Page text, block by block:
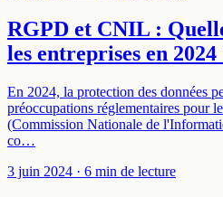
RGPD et CNIL :
les entreprises en 2024
En 2024, la protection des données
préoccupations réglementaires pour
(Commission Nationale de
co…
3 juin 2024 · 6 min de lecture